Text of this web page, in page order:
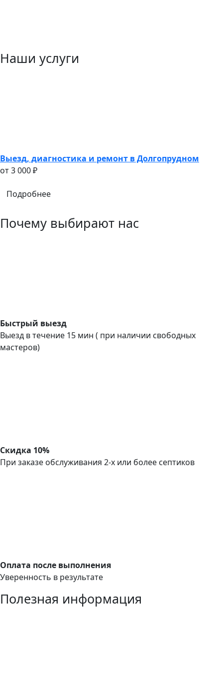
Наши услуги
Выезд, диагностика и ремонт в Долгопрудном
oт 3 000 ₽
Подробнее
Почему выбирают нас
Быстрый выезд
Выезд в течение 15 мин ( при наличии свободных
мастеров)
Скидка 10%
При заказе обслуживания 2-х или более септиков
Оплата после выполнения
Уверенность в результате
Полезная информация